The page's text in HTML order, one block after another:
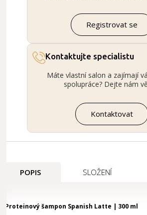
Registrovat se
Kontaktujte specialistu
Máte vlastní salon a zajímají
spolupráce? Dejte nám
Kontaktovat
POPIS SLOŽENÍ
Proteinový šampon Spanish Latte | 300 ml